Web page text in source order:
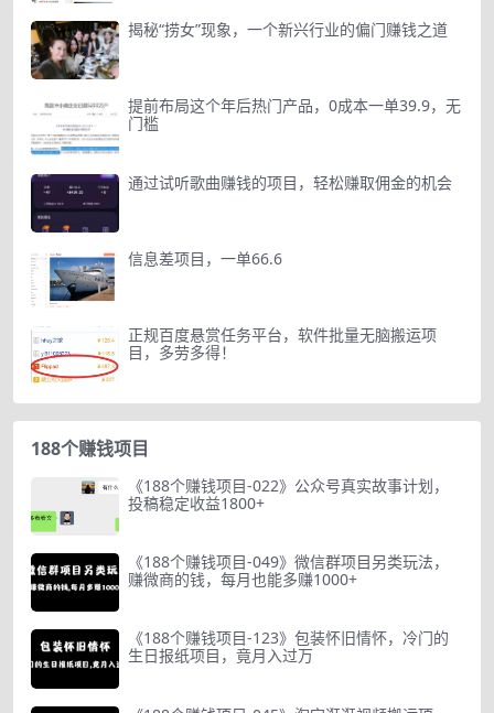
揭秘“捞女”现象，一个新兴行业的偏门赚钱之道
提前布局这个年后热门产品，0成本一单39.9，无
门槛
通过试听歌曲赚钱的项目，轻松赚取佣金的机会
信息差项目，一单66.6
正规百度悬赏任务平台，软件批量无脑搬运项
目，多劳多得！
188个赚钱项目
《188个赚钱项目-022》公众号真实故事计划，
投稿稳定收益1800+
《188个赚钱项目-049》微信群项目另类玩法，
赚微商的钱，每月也能多赚1000+
《188个赚钱项目-123》包装怀旧情怀，冷门的
生日报纸项目，竟月入过万